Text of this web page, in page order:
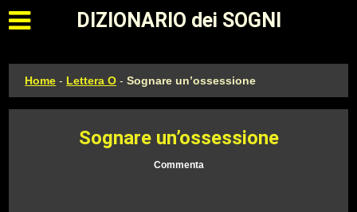
Apri il menu principale
DIZIONARIO dei SOGNI
Home - Lettera O -Sognare un’ossessione
Sognare un’ossessione
Commenta